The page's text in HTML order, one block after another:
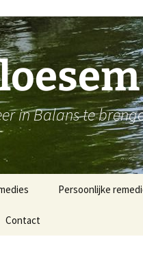
in Balans te
Persoonlijke
Contact